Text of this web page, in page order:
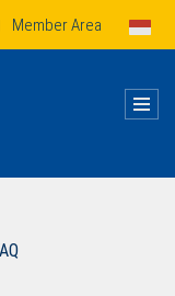
Member Area